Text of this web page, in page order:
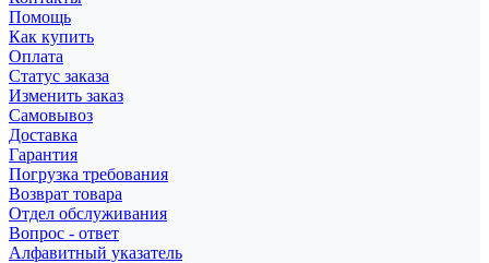
Помощь
Как купить
Оплата
Статус заказа
Изменить заказ
Самовывоз
Доставка
Гарантия
Погрузка требования
Возврат товара
Отдел обслуживания
Вопрос - ответ
Алфавитный указатель